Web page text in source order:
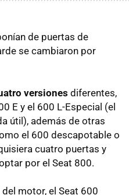
de puertas de
se cambiaron por
versiones diferentes,
E y el 600 L-Especial (el
útil), además de otras
el 600 descapotable o
cuatro puertas y
por el Seat 800.
motor, el Seat 600